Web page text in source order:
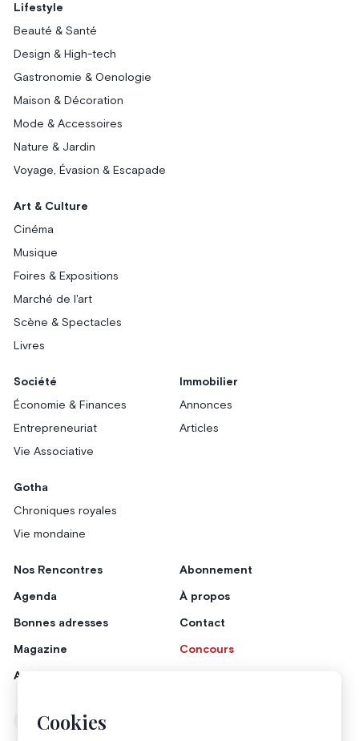
Cookies
Lifestyle
Beauté & Santé
Design & High-tech
Gastronomie & Oenologie
Maison & Décoration
Mode & Accessoires
Nature & Jardin
Voyage, Évasion & Escapade
Art & Culture
Cinéma
Musique
Foires & Expositions
Marché de l'art
Scène & Spectacles
Livres
Société
Économie & Finances
Entrepreneuriat
Vie Associative
Immobilier
Annonces
Articles
Gotha
Chroniques royales
Vie mondaine
Nos Rencontres
Agenda
Bonnes adresses
Magazine
Annonceurs
Abonnement
À propos
Contact
Concours
Instagram